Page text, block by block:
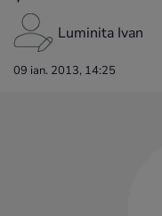
Luminita Ivan
09 ian. 2013, 14:25